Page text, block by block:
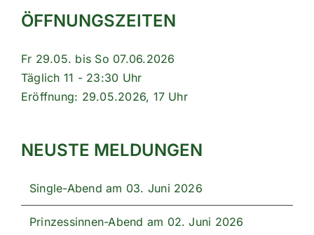
ÖFFNUNGSZEITEN
Fr 29.05. bis So 07.06.2026
Täglich 11 - 23:30 Uhr
Eröffnung: 29.05.2026, 17 Uhr
NEUSTE MELDUNGEN
Single-Abend am 03. Juni 2026
Prinzessinnen-Abend am 02. Juni 2026